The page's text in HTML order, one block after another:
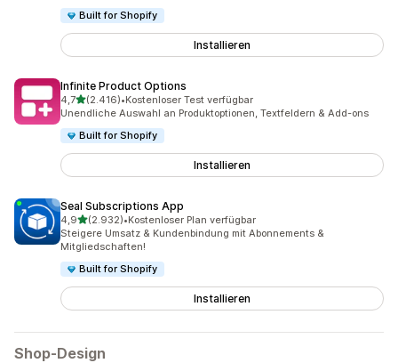
Built for Shopify
Installieren
Infinite Product Options
4,7von 5 Sternen
(2.416)
2416 Rezensionen insgesamt
•Kostenloser Test verfügbar
Unendliche Auswahl an Produktoptionen, Textfeldern & Add-ons
Built for Shopify
Installieren
Seal Subscriptions App
4,9von 5 Sternen
(2.932)
2932 Rezensionen insgesamt
•Kostenloser Plan verfügbar
Steigere Umsatz & Kundenbindung mit Abonnements &
Mitgliedschaften!
Built for Shopify
Installieren
Shop-Design